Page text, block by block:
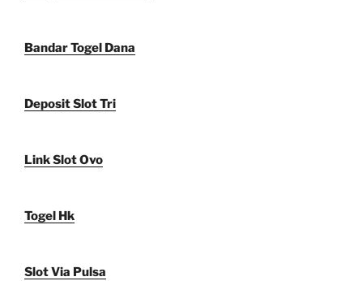
Bandar Togel Dana
Deposit Slot Tri
Link Slot Ovo
Togel Hk
Slot Via Pulsa